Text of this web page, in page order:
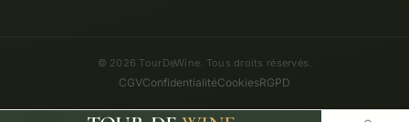
© 2026 TourDeWine. Tous droits réservés.
CGVConfidentialitéCookiesRGPD